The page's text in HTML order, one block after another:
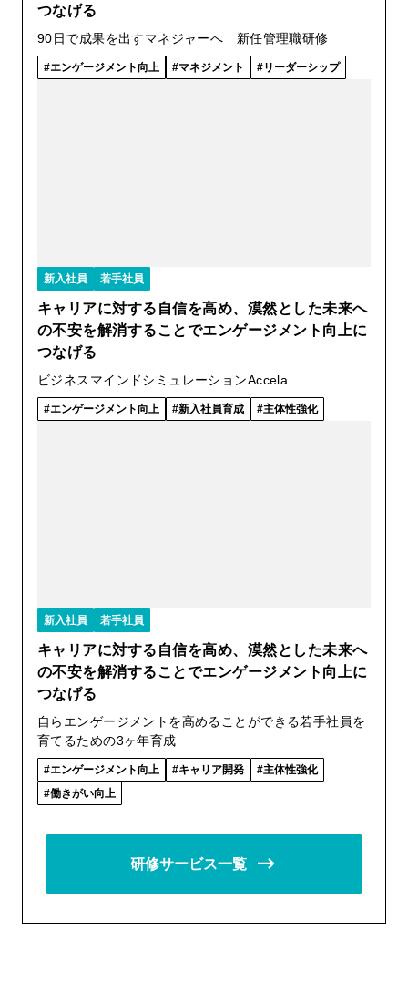
つなげる
90日で成果を出すマネジャーへ 新任管理職研修
エンゲージメント向上 マネジメント リーダーシップ
新入社員 若手社員
キャリアに対する自信を高め、漠然とした未来へ
の不安を解消することでエンゲージメント向上に
つなげる
ビジネスマインドシミュレーションAccela
エンゲージメント向上 新入社員育成 主体性強化
新入社員 若手社員
キャリアに対する自信を高め、漠然とした未来へ
の不安を解消することでエンゲージメント向上に
つなげる
自らエンゲージメントを高めることができる若手社員を
育てるための3ヶ年育成
エンゲージメント向上 キャリア開発
主体性強化
働きがい向上
研修サービス一覧